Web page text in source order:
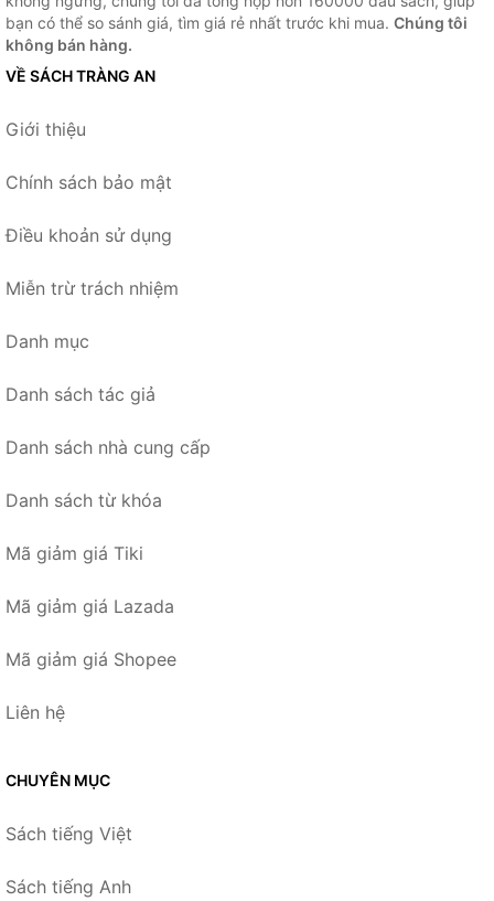
bạn có thể so sánh giá, tìm giá rẻ nhất trước khi mua. Chúng tôi
không bán hàng.
VỀ SÁCH TRÀNG AN
Giới thiệu
Chính sách bảo mật
Điều khoản sử dụng
Miễn trừ trách nhiệm
Danh mục
Danh sách tác giả
Danh sách nhà cung cấp
Danh sách từ khóa
Mã giảm giá Tiki
Mã giảm giá Lazada
Mã giảm giá Shopee
Liên hệ
CHUYÊN MỤC
Sách tiếng Việt
Sách tiếng Anh